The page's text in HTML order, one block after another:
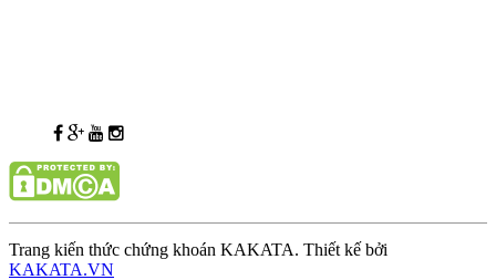
Trang kiến thức chứng khoán KAKATA. Thiết kế bởi
KAKATA.VN